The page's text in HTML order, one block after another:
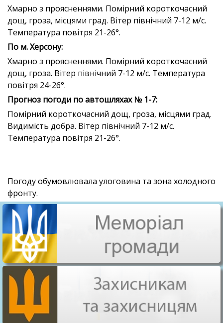
Хмарно з проясненнями. Помірний короткочасний
дощ, гроза, місцями град. Вітер північний 7-12 м/с.
Температура повітря 21-26°.
По м. Херсону:
Хмарно з проясненнями. Помірний короткочасний
дощ, гроза. Вітер північний 7-12 м/с. Температура
повітря 24-26°.
Прогноз погоди по автошляхах № 1-7:
Помірний короткочасний дощ, гроза, місцями град.
Видимість добра. Вітер північний 7-12 м/с.
Температура повітря 21-26°.
Погоду обумовлювала улоговина та зона холодного
фронту.